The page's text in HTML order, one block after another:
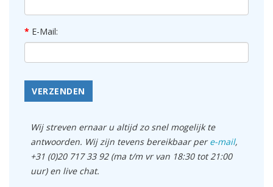
E-Mail:
VERZENDEN
Wij streven ernaar u altijd zo snel mogelijk te
antwoorden. Wij zijn tevens bereikbaar pere-mail,
+31 (0)20 717 33 92 (ma t/m vr van 18:30 tot 21:00
uur) en live chat.